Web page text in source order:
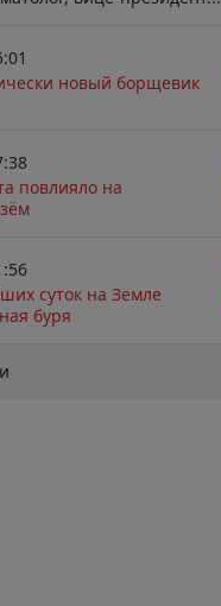
новый борщевик
повлияло на
суток на Земле
буря